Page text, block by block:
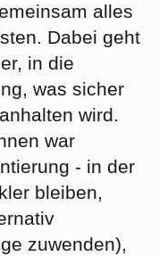
alles
Dabei geht
in die
was sicher
wird.
war
- in der
bleiben,
zuwenden),